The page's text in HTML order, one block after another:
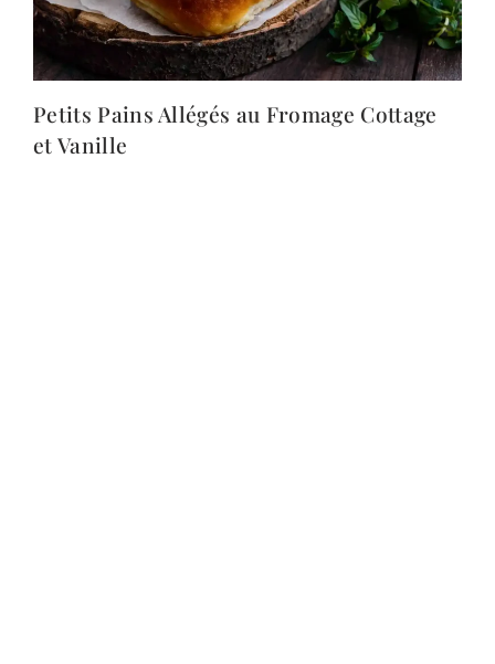
Petits Pains Allégés au Fromage Cottage
et Vanille